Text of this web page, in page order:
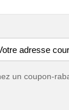
un coupon-